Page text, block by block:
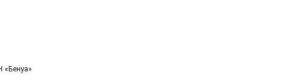
«Бенуа»